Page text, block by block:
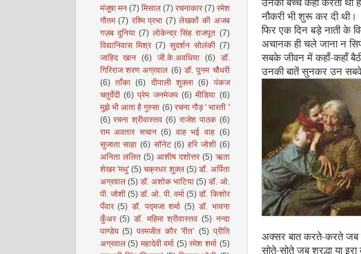
नौकरी भी शुरू कर दी थी।
फिर एक दिन बड़े नाती के
अचानक ही चले जाना न
सबके जीवन में कहाँ-कहाँ
उनकी बातें सुनकर उन
अक्सर बात करते-करते जब
सोते-सोते जब श्रद्धा या
मंजूषा मन (7) मिसाल (7) रचनाकार (7) रमेश
गौतम (7) रश्मि प्रभा (7) लेखकों की अजब
गज़ब दुनिया (7) लोकेन्द्र सिंह राजपूत (7)
विद्यानिवास मिश्र (7) सुदर्शन सोलंकी (7)
जाहिद खान (6) जी.के.अवधिया (6) डॉ.
गिरिराज शरण अग्रवाल (6) डॉ. पूनम चौधरी
(6) ताँका (6) दीपाली शुक्ला (6) पंकज
चतुर्वेदी (6) प्रेम जनमेजय (6) मीडिया (6)
मुझे भी आता है गुस्सा (6) रचना गौड़ ' भारती '
(6) रचना श्रीवास्तव (6) राजेश पाठक (6)
राम अवतार सचान (6) वाह भई वाह (6)
सुजाता साहा (6) सॉनेट (6) हरि जोशी (6)
अनिता ललित (5) आशीष दशोत्तर (5) ऋता
शेखर 'मधु' (5) चक्रधर शुक्ल (5) डॉ. अर्पिता
अग्रवाल (5) डॉ. अशोक भाटिया (5) डॉ. ओ.
पी. जोशी (5) डॉ. ओ. पी. वर्मा (5) डॉ. किशोर
पँवार (5) डॉ. पद्मजा शर्मा (5) डॉ. भावना
कुँअर (5) डॉ. महिमा श्रीवास्तव (5) नन्दा
पाण्डेय (5) परमजीत कौर 'रीत’ (5) प्रीति
अग्रवाल (5) महादेवी वर्मा (5) रमेश शर्मा (5)